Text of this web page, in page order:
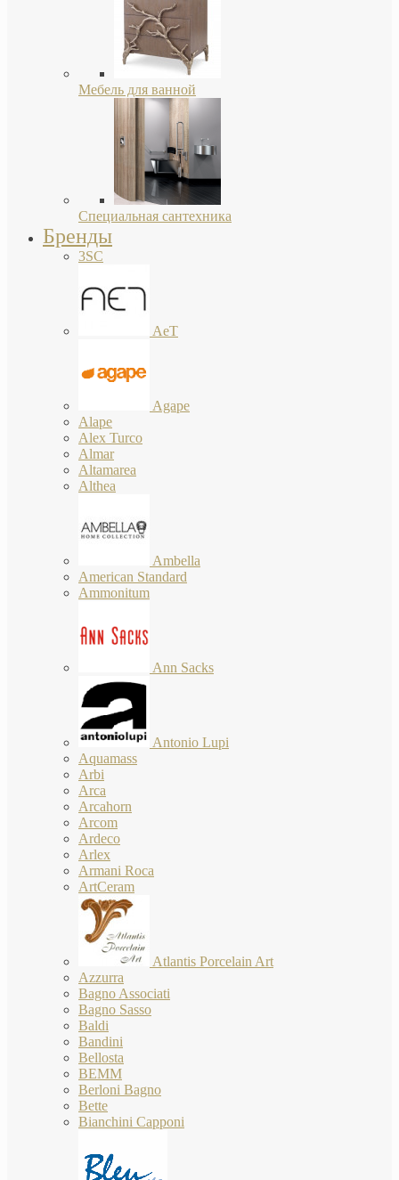
Мебель для ванной
Специальная сантехника
Бренды
3SC
AeT
Agape
Alape
Alex Turco
Almar
Altamarea
Althea
Ambella
American Standard
Ammonitum
Ann Sacks
Antonio Lupi
Aquamass
Arbi
Arca
Arcahorn
Arcom
Ardeco
Arlex
Armani Roca
ArtCeram
Atlantis Porcelain Art
Azzurra
Bagno Associati
Bagno Sasso
Baldi
Bandini
Bellosta
BEMM
Berloni Bagno
Bette
Bianchini Capponi